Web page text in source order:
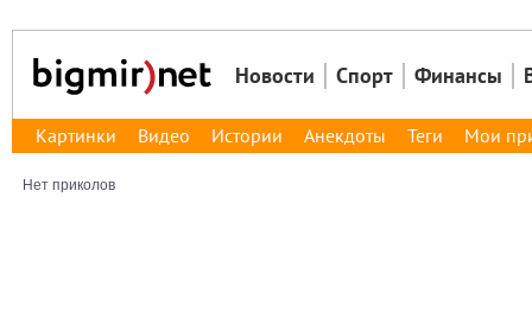
Новости Спорт Финансы
Картинки Видео Истории Анекдоты Теги Мои
Нет приколов